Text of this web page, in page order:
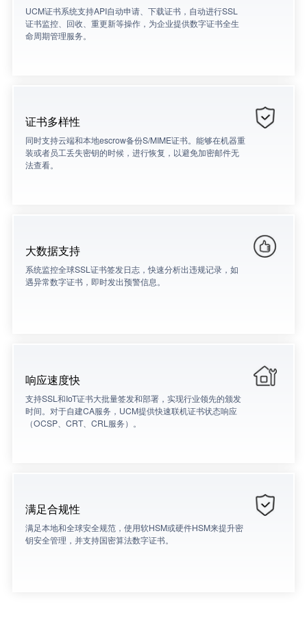
UCM证书系统支持API自动申请、下载证书，自动进行SSL
证书监控、回收、重更新等操作，为企业提供数字证书全生
命周期管理服务。
证书多样性
同时支持云端和本地escrow备份S/MIME证书。能够在机器重
装或者员工丢失密钥的时候，进行恢复，以避免加密邮件无
法查看。
大数据支持
系统监控全球SSL证书签发日志，快速分析出违规记录，如
遇异常数字证书，即时发出预警信息。
响应速度快
支持SSL和IoT证书大批量签发和部署，实现行业领先的颁发
时间。对于自建CA服务，UCM提供快速联机证书状态响应
（OCSP、CRT、CRL服务）。
满足合规性
满足本地和全球安全规范，使用软HSM或硬件HSM来提升密
钥安全管理，并支持国密算法数字证书。